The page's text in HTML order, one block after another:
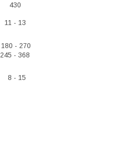
430
11 - 13
180 - 270
245 - 368
8 - 15